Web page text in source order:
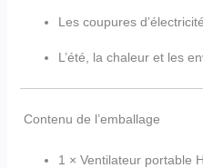
Les coupures d’électricité
L’été, la chaleur et les
Contenu de l’emballage
1 × Ventilateur portable